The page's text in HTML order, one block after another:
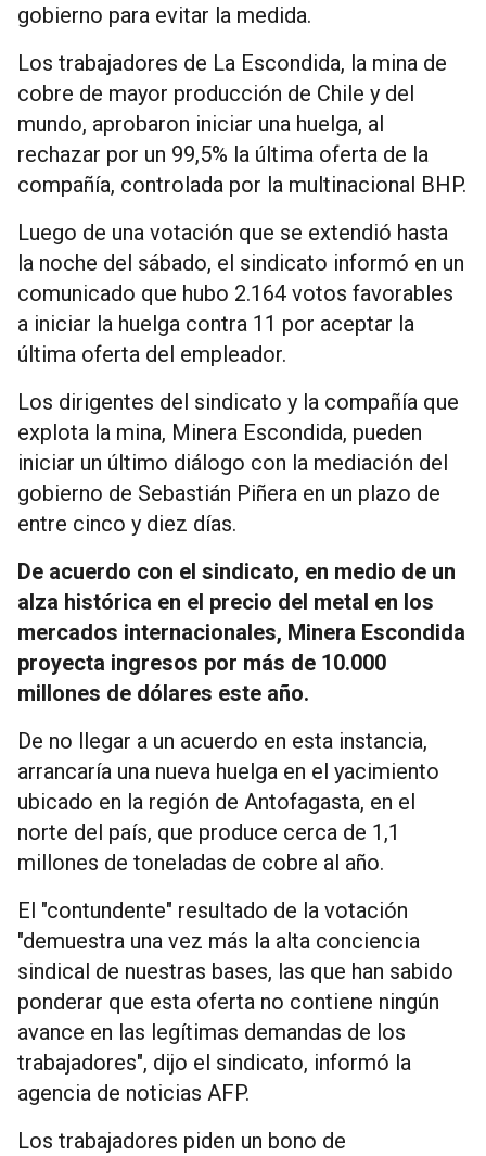
gobierno para evitar la medida.
Los trabajadores de La Escondida, la mina de
cobre de mayor producción de Chile y del
mundo, aprobaron iniciar una huelga, al
rechazar por un 99,5% la última oferta de la
compañía, controlada por la multinacional BHP.
Luego de una votación que se extendió hasta
la noche del sábado, el sindicato informó en un
comunicado que hubo 2.164 votos favorables
a iniciar la huelga contra 11 por aceptar la
última oferta del empleador.
Los dirigentes del sindicato y la compañía que
explota la mina, Minera Escondida, pueden
iniciar un último diálogo con la mediación del
gobierno de Sebastián Piñera en un plazo de
entre cinco y diez días.
De acuerdo con el sindicato, en medio de un
alza histórica en el precio del metal en los
mercados internacionales, Minera Escondida
proyecta ingresos por más de 10.000
millones de dólares este año.
De no llegar a un acuerdo en esta instancia,
arrancaría una nueva huelga en el yacimiento
ubicado en la región de Antofagasta, en el
norte del país, que produce cerca de 1,1
millones de toneladas de cobre al año.
El "contundente" resultado de la votación
"demuestra una vez más la alta conciencia
sindical de nuestras bases, las que han sabido
ponderar que esta oferta no contiene ningún
avance en las legítimas demandas de los
trabajadores", dijo el sindicato, informó la
agencia de noticias AFP.
Los trabajadores piden un bono de